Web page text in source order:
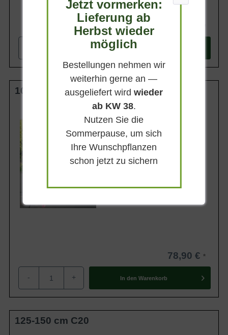
In den
100-125 cm C15
Wuchsendhöhe
2 - 2,5 m
Belaubung
Sommergrün
Blatt- / Nadelfarbe
Dunkelgrün
78,90 €
- + In den Warenkorb
125-150 cm C20
Jetzt vormerken:
Lieferung ab
Herbst wieder
möglich
Bestellungen nehmen wir
weiterhin gerne an —
ausgeliefert wirdwieder
ab KW 38.
Nutzen Sie die
Sommerpause, um sich
Ihre Wunschpflanzen
schon jetzt zu sichern